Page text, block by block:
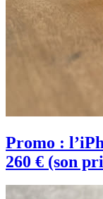
Promo :
260 € (son